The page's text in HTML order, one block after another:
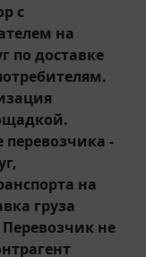
с
на
по доставке
-
на
груза
Перевозчик не